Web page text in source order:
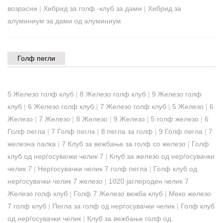
возрасни | Хибрид за голф -клуб за дами | Хибрид за
алуминиум за дами од алуминиум
Голф пегли
5 Железо голф клуб | 8 Железо голф клуб | 9 Железо голф
клуб | 6 Железо голф клуб | 7 Железо голф клуб | 5 Железо | 6
Железо | 7 Железо | 8 Железо | 9 Железо | 5 голф железо | 6
Голф пегла | 7 Голф пегла | 8 пегла за голф | 9 Голф пегла | 7
железна палка | 7 Клуб за вежбање за голф со железо | Голф
клуб од нерѓосувачки челик 7 | Клуб за железо од нерѓосувачки
челик 7 | Нерѓосувачки челик 7 голф пегла | Голф клуб од
нерѓосувачки челик 7 железо | 1020 јаглероден челик 7
Железо голф клуб | Голф 7 Железо вежба клуб | Меко железо
7 голф клуб | Пегла за голф од нерѓосувачки челик | Голф клуб
од нерѓосувачки челик | Клуб за вежбање голф од